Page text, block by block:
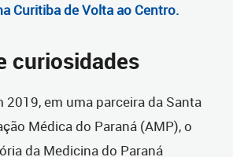
Curitiba de Volta ao Centro.
curiosidades
2019, em uma parceira da Santa
Médica do Paraná (AMP), o
da Medicina do Paraná